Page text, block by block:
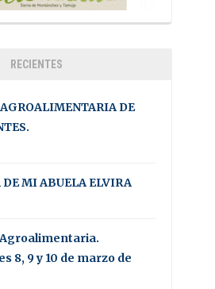
RECIENTES
DE
DE MI ABUELA ELVIRA
8, 9 y 10 de marzo de